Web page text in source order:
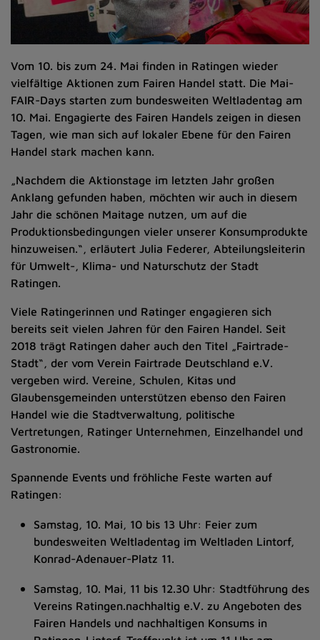
Vom 10. bis zum 24. Mai finden in Ratingen wieder
vielfältige Aktionen zum Fairen Handel statt. Die Mai-
FAIR-Days starten zum bundesweiten Weltladentag am
10. Mai. Engagierte des Fairen Handels zeigen in diesen
Tagen, wie man sich auf lokaler Ebene für den Fairen
Handel stark machen kann.
„Nachdem die Aktionstage im letzten Jahr großen
Anklang gefunden haben, möchten wir auch in diesem
Jahr die schönen Maitage nutzen, um auf die
Produktionsbedingungen vieler unserer Konsumprodukte
hinzuweisen.“, erläutert Julia Federer, Abteilungsleiterin
für Umwelt-, Klima- und Naturschutz der Stadt
Ratingen.
Viele Ratingerinnen und Ratinger engagieren sich
bereits seit vielen Jahren für den Fairen Handel. Seit
2018 trägt Ratingen daher auch den Titel „Fairtrade-
Stadt“, der vom Verein Fairtrade Deutschland e.V.
vergeben wird. Vereine, Schulen, Kitas und
Glaubensgemeinden unterstützen ebenso den Fairen
Handel wie die Stadtverwaltung, politische
Vertretungen, Ratinger Unternehmen, Einzelhandel und
Gastronomie.
Spannende Events und fröhliche Feste warten auf
Ratingen:
Samstag, 10. Mai, 10 bis 13 Uhr: Feier zum
bundesweiten Weltladentag im Weltladen Lintorf,
Konrad-Adenauer-Platz 11.
Samstag, 10. Mai, 11 bis 12.30 Uhr: Stadtführung des
Vereins Ratingen.nachhaltig e.V. zu Angeboten des
Fairen Handels und nachhaltigen Konsums in